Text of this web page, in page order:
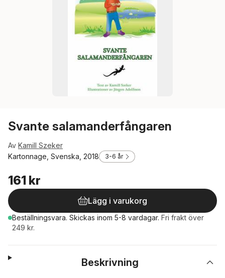
Svante salamanderfångaren
Av Kamill Szeker
Kartonnage, Svenska, 2018
3-6 år
161 kr
Lägg i varukorg
Beställningsvara. Skickas inom 5-8 vardagar. Fri frakt över
249 kr.
Beskrivning